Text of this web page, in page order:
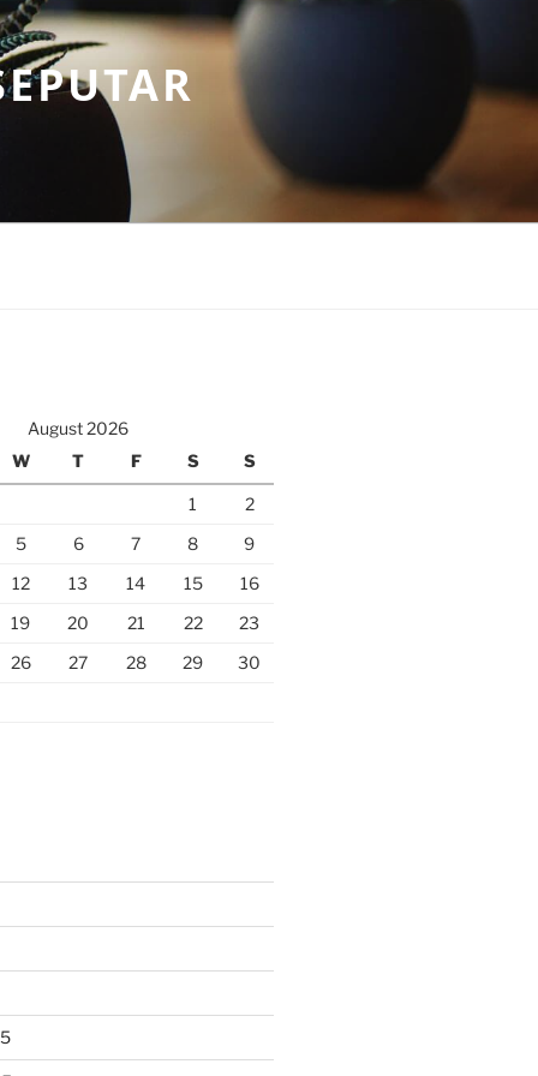
August 2026
W T F S S
1
2
5 6 7 8
9
12 13 14 15
16
19 20 21 22
23
26 27 28 29
30